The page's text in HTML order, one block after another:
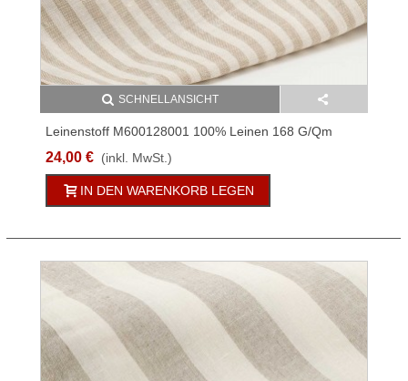
SCHNELLANSICHT
Leinenstoff M600128001 100% Leinen 168 G/qm
145cm Weiß/Natur Streifen 0,7cm
24,00 € (inkl. MwSt.)
IN DEN WARENKORB LEGEN